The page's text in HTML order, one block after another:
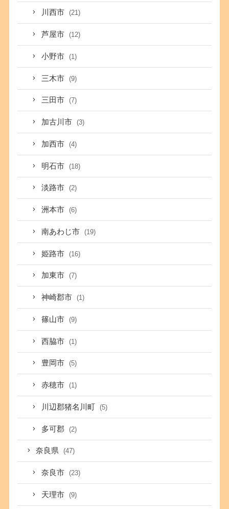
川西市 (21)
芦屋市 (12)
小野市 (1)
三木市 (9)
三田市 (7)
加古川市 (3)
加西市 (4)
明石市 (18)
淡路市 (2)
洲本市 (6)
南あわじ市 (19)
姫路市 (16)
加東市 (7)
神崎郡市 (1)
篠山市 (9)
西脇市 (1)
豊岡市 (5)
赤穂市 (1)
川辺郡猪名川町 (5)
多可郡 (2)
奈良県 (47)
奈良市 (23)
天理市 (9)